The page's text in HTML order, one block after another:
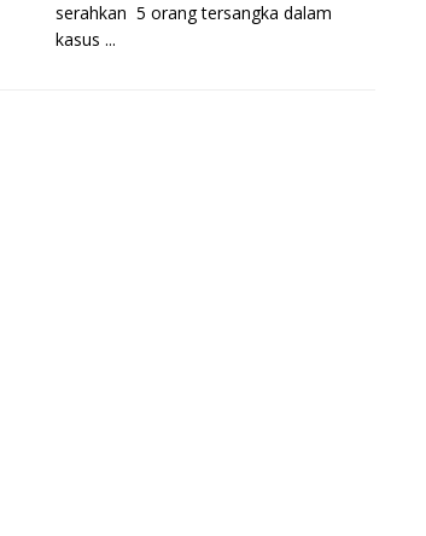
serahkan 5 orang tersangka dalam
kasus ...